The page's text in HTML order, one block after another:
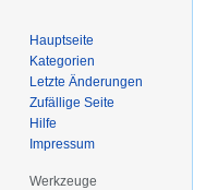
Hauptseite
Kategorien
Letzte Änderungen
Zufällige Seite
Hilfe
Impressum
Werkzeuge